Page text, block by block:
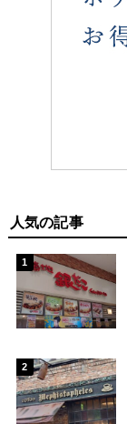
人気の記事